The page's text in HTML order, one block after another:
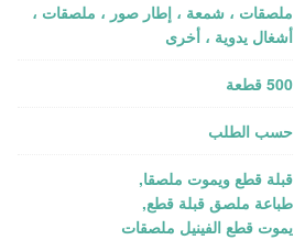
ملصقات ، شمعة ، إطار صور ، ملصقات ،
أشغال يدوية ، أخرى
500 قطعة
حسب الطلب
قبلة قطع ويموت ملصقا,
طباعة ملصق قبلة قطع,
يموت قطع الفينيل ملصقات